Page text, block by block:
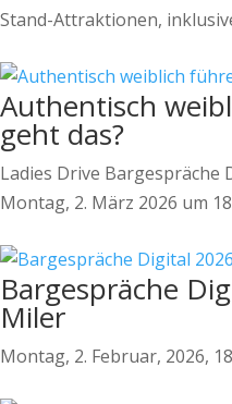
Stand-Attraktionen,
Authentisch
geht das?
Ladies Drive Bargespräche
Montag, 2. März 2026 um
Bargespräche
Miler
Montag, 2. Februar, 2026,